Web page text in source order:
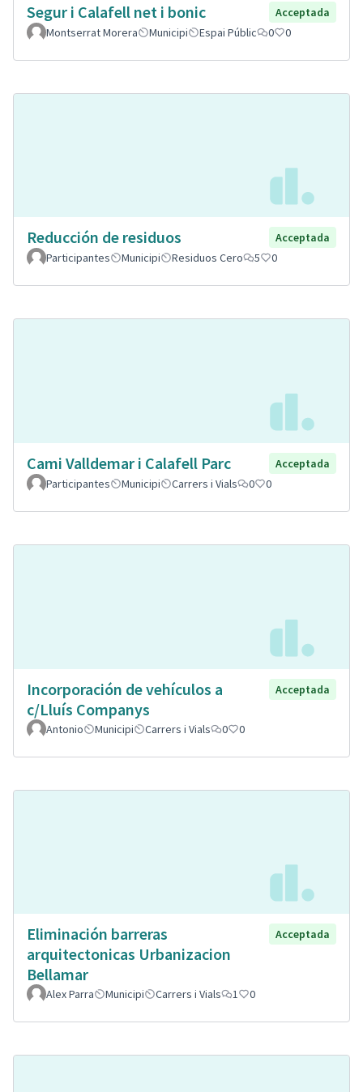
Segur i Calafell net i bonic
Acceptada
Montserrat Morera
Municipi Espai Públic 0 0
Reducción de residuos
Acceptada
Participantes
Municipi Residuos Cero 5 0
Cami Valldemar i Calafell Parc
Acceptada
Participantes
Municipi Carrers i Vials 0 0
Incorporación de vehículos a
c/Lluís Companys
Acceptada
Antonio Municipi Carrers i Vials 0 0
Eliminación barreras
arquitectonicas Urbanizacion
Bellamar
Acceptada
Alex Parra Municipi Carrers i Vials 1 0